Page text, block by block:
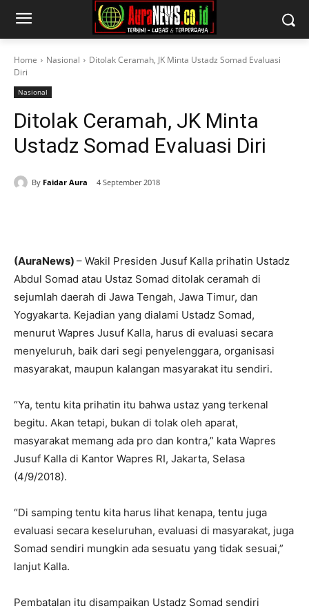
Home Nasional
Ditolak Ceramah, JK Minta Ustadz Somad Evaluasi
Diri
Nasional
Ditolak Ceramah, JK Minta
Ustadz Somad Evaluasi Diri
By Faidar Aura 4 September 2018
(AuraNews) – Wakil Presiden Jusuf Kalla prihatin Ustadz
Abdul Somad atau Ustaz Somad ditolak ceramah di
sejumlah daerah di Jawa Tengah, Jawa Timur, dan
Yogyakarta. Kejadian yang dialami Ustadz Somad,
menurut Wapres Jusuf Kalla, harus di evaluasi secara
menyeluruh, baik dari segi penyelenggara, organisasi
masyarakat, maupun kalangan masyarakat itu sendiri.
“Ya, tentu kita prihatin itu bahwa ustaz yang terkenal
begitu. Akan tetapi, bukan di tolak oleh aparat,
masyarakat memang ada pro dan kontra,” kata Wapres
Jusuf Kalla di Kantor Wapres RI, Jakarta, Selasa
(4/9/2018).
“Di samping tentu kita harus lihat kenapa, tentu juga
evaluasi secara keseluruhan, evaluasi di masyarakat, juga
Somad sendiri mungkin ada sesuatu yang tidak sesuai,”
lanjut Kalla.
Pembatalan itu disampaikan Ustadz Somad sendiri